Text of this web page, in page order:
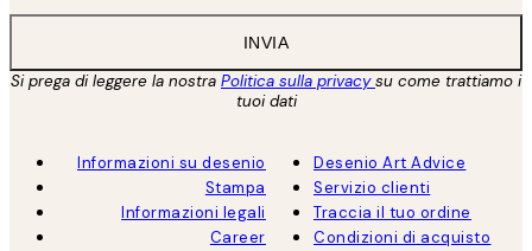
INVIA
Si prega di leggere la nostra Politica sulla privacysu come trattiamo i
tuoi dati
Informazioni su desenio
Stampa
Informazioni legali
Career
Desenio Art Advice
Servizio clienti
Traccia il tuo ordine
Condizioni di acquisto